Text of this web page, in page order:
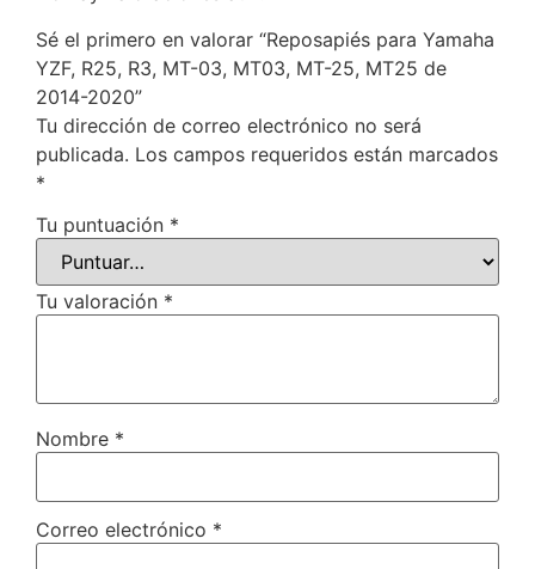
Sé el primero en valorar “Reposapiés para Yamaha
YZF, R25, R3, MT-03, MT03, MT-25, MT25 de
2014-2020”
Tu dirección de correo electrónico no será
publicada. Los campos requeridos están marcados
*
Tu puntuación *
Tu valoración *
Nombre *
Correo electrónico *